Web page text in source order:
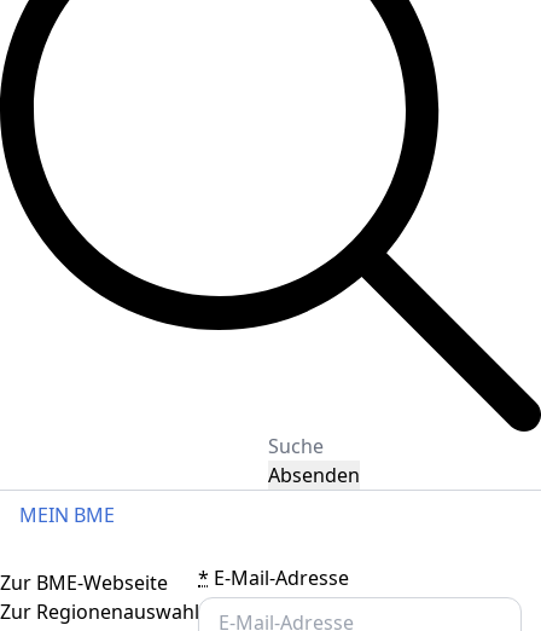
Absenden
MEIN BME
* E-Mail-Adresse
Toggle navigation
Zur BME-Webseite
Zur Regionenauswahl